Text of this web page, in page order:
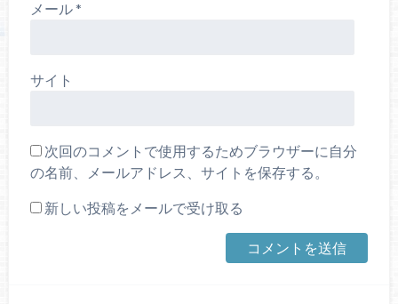
メール*
サイト
次回のコメントで使用するためブラウザーに自分
の名前、メールアドレス、サイトを保存する。
新しい投稿をメールで受け取る